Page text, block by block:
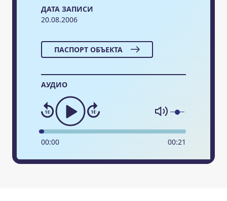
ДАТА ЗАПИСИ
20.08.2006
ПАСПОРТ ОБЪЕКТА
АУДИО
00:00 00:21